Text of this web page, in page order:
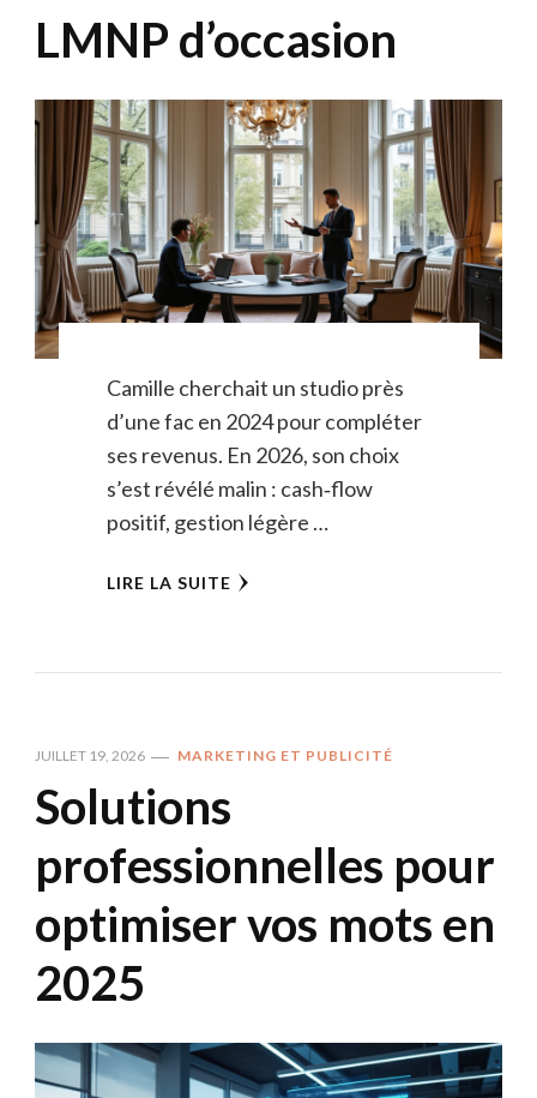
LMNP d’occasion
Camille cherchait un studio près
d’une fac en 2024 pour compléter
ses revenus. En 2026, son choix
s’est révélé malin : cash‑flow
positif, gestion légère …
LIRE LA SUITE
JUILLET 19, 2026 MARKETING ET PUBLICITÉ
Solutions
professionnelles pour
optimiser vos mots en
2025